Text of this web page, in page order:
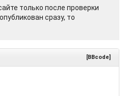
только после проверки
сразу, то
[BBcode]